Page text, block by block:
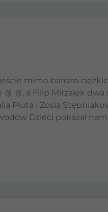
mimo bardzo
🥉, a Filip Mirzałek
Pluta i Zosia
Dzieci pokazał